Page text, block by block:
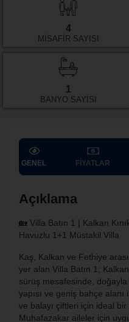
4
MISAFIR SAYISI
1
BANYO SAYISI
GENEL FIYATLAR
Açıklama
🏡 Villa Batın 1 | Kalkan
Havuzlu 1+1 Müstakil Villa
Kaş, Kalkan ve Fethiye
yer alan Villa Batın 1;
sürüş mesafesinde,
yapısı ve geniş bahçe
ve balayı çiftleri için ideal bir
Muhafazakar aileler için